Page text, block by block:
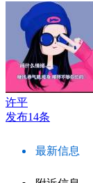
许平
发布14条
最新信息